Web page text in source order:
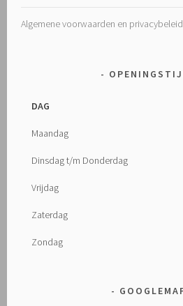
Algemene voorwaarden en privacybeleid
DAG
Maandag
Dinsdag t/m Donderdag
Vrijdag
Zaterdag
Zondag